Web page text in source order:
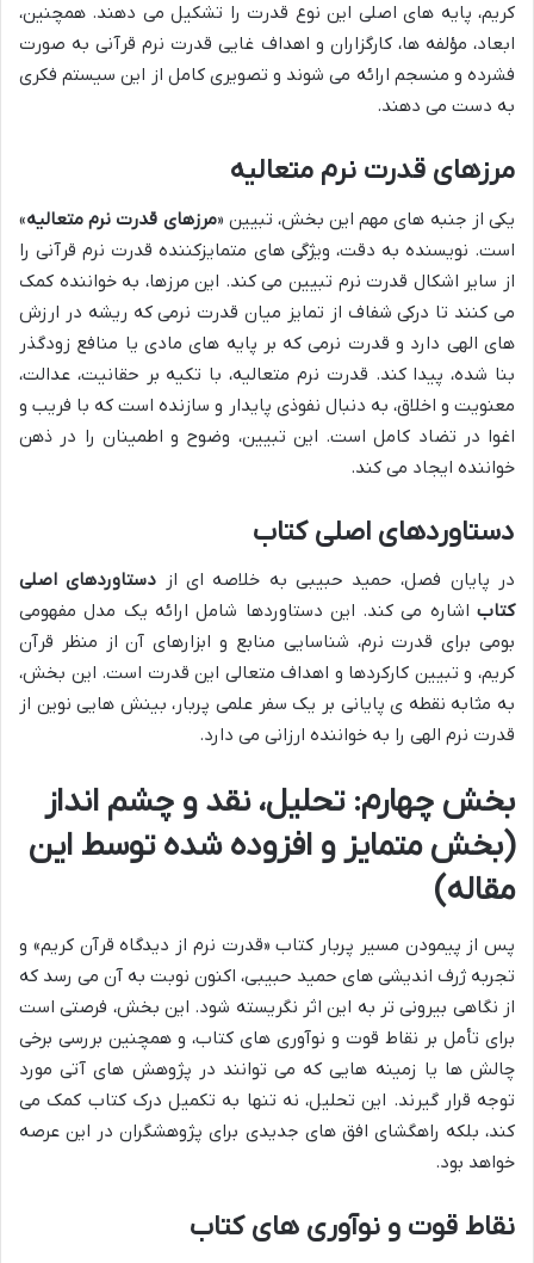
کریم، پایه های اصلی این نوع قدرت را تشکیل می دهند. همچنین،
ابعاد، مؤلفه ها، کارگزاران و اهداف غایی قدرت نرم قرآنی به صورت
فشرده و منسجم ارائه می شوند و تصویری کامل از این سیستم فکری
به دست می دهند.
مرزهای قدرت نرم متعالیه
یکی از جنبه های مهم این بخش، تبیین «مرزهای قدرت نرم متعالیه»
است. نویسنده به دقت، ویژگی های متمایزکننده قدرت نرم قرآنی را
از سایر اشکال قدرت نرم تبیین می کند. این مرزها، به خواننده کمک
می کنند تا درکی شفاف از تمایز میان قدرت نرمی که ریشه در ارزش
های الهی دارد و قدرت نرمی که بر پایه های مادی یا منافع زودگذر
بنا شده، پیدا کند. قدرت نرم متعالیه، با تکیه بر حقانیت، عدالت،
معنویت و اخلاق، به دنبال نفوذی پایدار و سازنده است که با فریب و
اغوا در تضاد کامل است. این تبیین، وضوح و اطمینان را در ذهن
خواننده ایجاد می کند.
دستاوردهای اصلی کتاب
در پایان فصل، حمید حبیبی به خلاصه ای از دستاوردهای اصلی
کتاب اشاره می کند. این دستاوردها شامل ارائه یک مدل مفهومی
بومی برای قدرت نرم، شناسایی منابع و ابزارهای آن از منظر قرآن
کریم، و تبیین کارکردها و اهداف متعالی این قدرت است. این بخش،
به مثابه نقطه ی پایانی بر یک سفر علمی پربار، بینش هایی نوین از
قدرت نرم الهی را به خواننده ارزانی می دارد.
بخش چهارم: تحلیل، نقد و چشم انداز
(بخش متمایز و افزوده شده توسط این
مقاله)
پس از پیمودن مسیر پربار کتاب «قدرت نرم از دیدگاه قرآن کریم» و
تجربه ژرف اندیشی های حمید حبیبی، اکنون نوبت به آن می رسد که
از نگاهی بیرونی تر به این اثر نگریسته شود. این بخش، فرصتی است
برای تأمل بر نقاط قوت و نوآوری های کتاب، و همچنین بررسی برخی
چالش ها یا زمینه هایی که می توانند در پژوهش های آتی مورد
توجه قرار گیرند. این تحلیل، نه تنها به تکمیل درک کتاب کمک می
کند، بلکه راهگشای افق های جدیدی برای پژوهشگران در این عرصه
خواهد بود.
نقاط قوت و نوآوری های کتاب